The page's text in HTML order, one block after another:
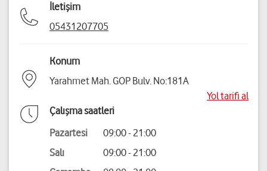
İletişim
05431207705
Konum
Yarahmet Mah. GOP Bulv. No:181A
Yol tarifi al
Çalışma saatleri
Pazartesi
09:00 - 21:00
Salı
09:00 - 21:00